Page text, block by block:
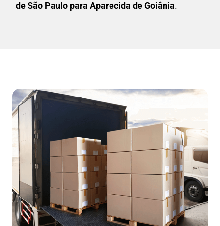
de São Paulo para Aparecida de Goiânia.